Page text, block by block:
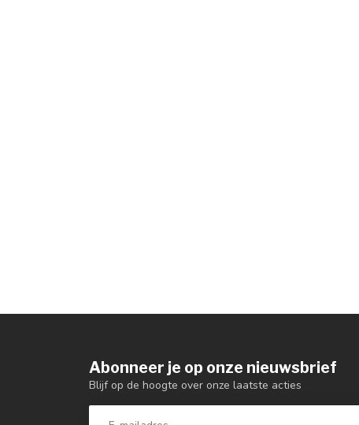
Abonneer je op onze nieuwsbrief
Blijf op de hoogte over onze laatste acties